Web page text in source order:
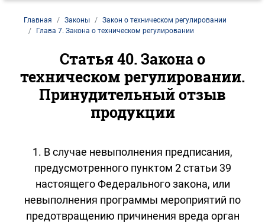
Главная Законы
Закон о техническом регулировании
Глава 7. Закона о техническом регулировании
Статья 40. Закона о
техническом регулировании.
Принудительный отзыв
продукции
1. В случае невыполнения предписания,
предусмотренного пунктом 2 статьи 39
настоящего Федерального закона, или
невыполнения программы мероприятий по
предотвращению причинения вреда орган